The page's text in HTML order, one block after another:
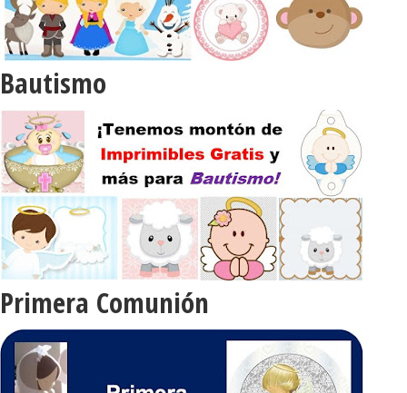
Bautismo
Primera Comunión